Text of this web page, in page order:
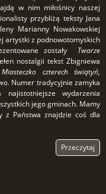
w nim miłośnicy naszej
przybliżą teksty Jana
Marianny Nowakowskiej
artystki z podnowotomyskich
zostały Twarze
nostalgii tekst Zbigniewa
Miasteczko czterech świątyń,
Numer tradycyjnie zamyka
najistotniejsze wydarzenia
jego gminach. Mamy
z Państwa znajdzie coś dla
Przeczytaj